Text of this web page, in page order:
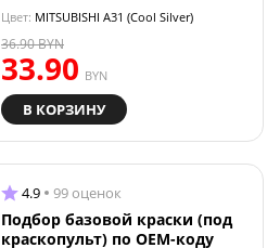
Цвет: MITSUBISHI A31 (Cool Silver)
33.90 BYN
36.90BYN
В КОРЗИНУ
4.9 99 оценок
Подбор базовой краски (под
краскопульт) по OEM-коду